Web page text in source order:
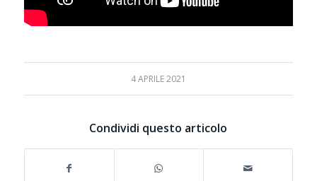
4 APRILE 2021
Condividi questo articolo